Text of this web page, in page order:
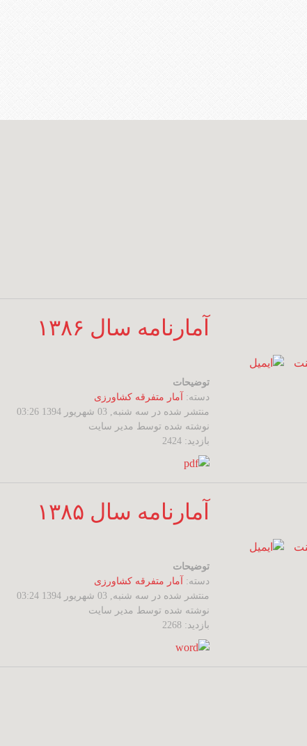
آمارنامه سال ۱۳۸۶
توضیحات
دسته: آمار متفرقه کشاورزی
منتشر شده در سه شنبه, 03 شهریور 1394 03:26
نوشته شده توسط مدیر سایت
بازدید: 2424
آمارنامه سال ۱۳۸۵
توضیحات
دسته: آمار متفرقه کشاورزی
منتشر شده در سه شنبه, 03 شهریور 1394 03:24
نوشته شده توسط مدیر سایت
بازدید: 2268